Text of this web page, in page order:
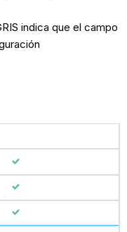
indica que el campo